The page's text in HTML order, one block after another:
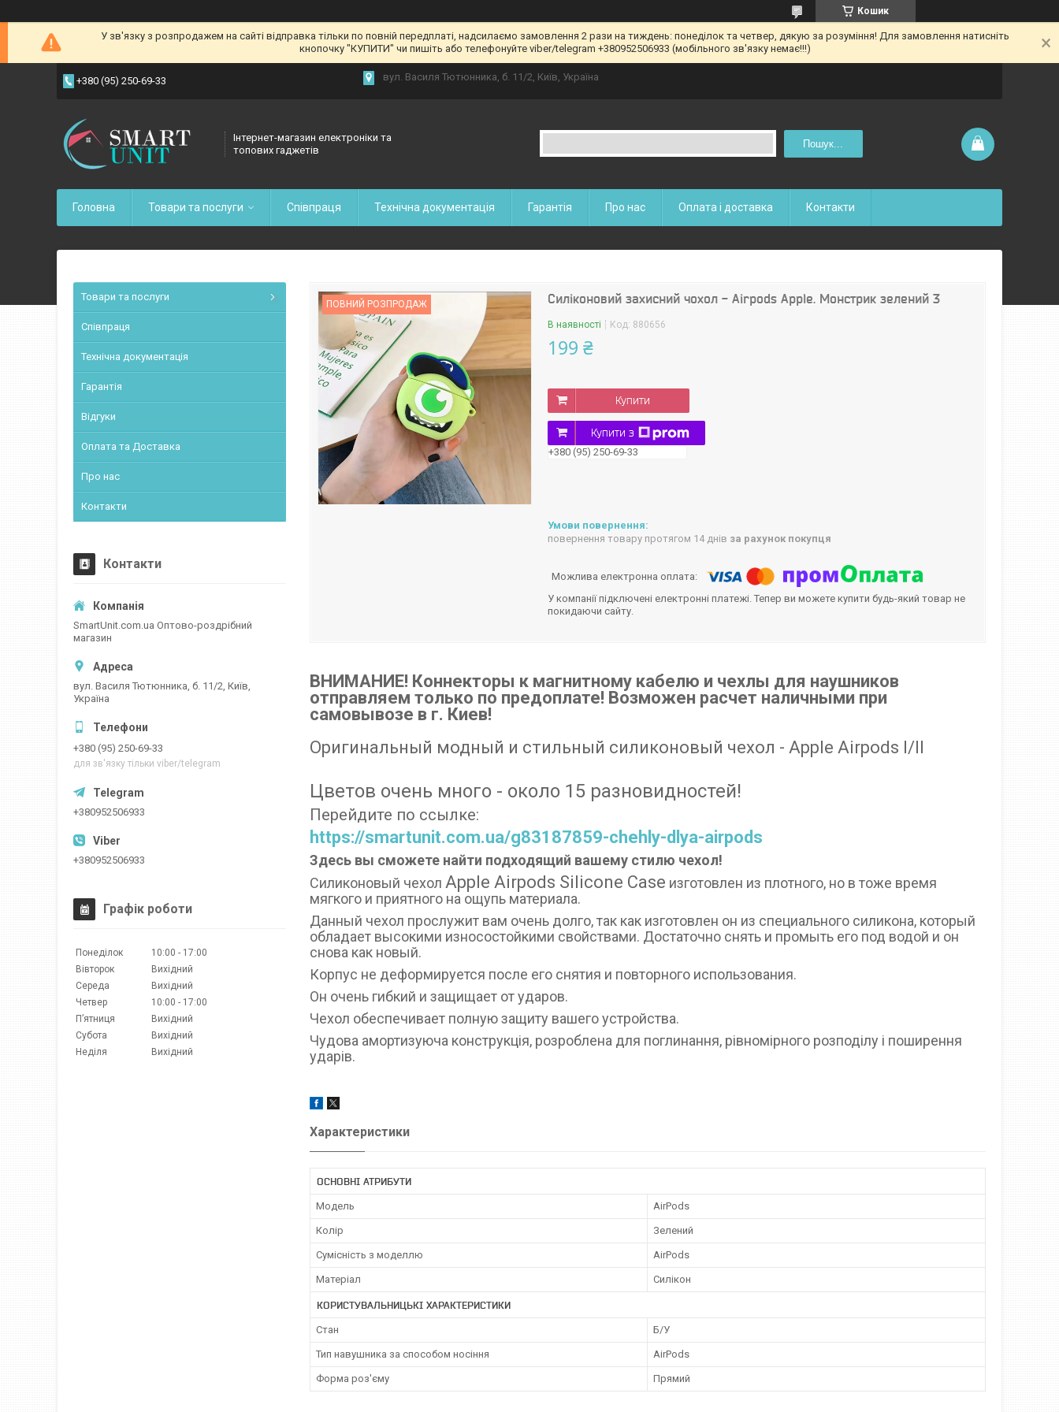
Кошик
У зв'язку з розпродажем на сайті відправка тільки по повній передплаті, надсилаємо замовлення 2 рази на тиждень: понеділок та четвер, дякую за розуміння! Для замовлення натисніть
кнопочку "КУПИТИ" чи пишіть або телефонуйте viber/telegram +380952506933 (мобільного зв'язку немає!!!)
+380 (95) 250-69-33 вул. Василя Тютюнника, б. 11/2, Київ, Україна
Інтернет-магазин електроніки та
топових гаджетів
Пошук...
Головна Товари та послуги Співпраця Технічна документація Гарантія Про нас Оплата і доставка Контакти
ПОВНИЙ РОЗПРОДАЖ Силіконовий захисний чохол - Airpods Apple. Монстрик зелений 3
В наявності Код: 880656
199 ₴
Купити
Купити з
+380 (95) 250-69-33
повернення товару протягом 14 днів за рахунок покупця
У компанії підключені електронні платежі. Тепер ви можете купити будь-який товар не
покидаючи сайту.
ВНИМАНИЕ! Коннекторы к магнитному кабелю и чехлы для наушников
отправляем только по предоплате! Возможен расчет наличными при
самовывозе в г. Киев!
Оригинальный модный и стильный силиконовый чехол - Apple Airpods I/II
Цветов очень много - около 15 разновидностей!
Перейдите по ссылке:
https://smartunit.com.ua/g83187859-chehly-dlya-airpods
Здесь вы сможете найти подходящий вашему стилю чехол!
Силиконовый чехол Apple Airpods Silicone Case изготовлен из плотного, но в тоже время
мягкого и приятного на ощупь материала.
Данный чехол прослужит вам очень долго, так как изготовлен он из специального силикона, который
обладает высокими износостойкими свойствами. Достаточно снять и промыть его под водой и он
снова как новый.
Корпус не деформируется после его снятия и повторного использования.
Он очень гибкий и защищает от ударов.
Чехол обеспечивает полную защиту вашего устройства.
Чудова амортизуюча конструкція, розроблена для поглинання, рівномірного розподілу і поширення
ударів.
Характеристики
ОСНОВНІ АТРИБУТИ
Модель AirPods
Колір Зелений
Сумісність з моделлю AirPods
Матеріал Силікон
КОРИСТУВАЛЬНИЦЬКІ ХАРАКТЕРИСТИКИ
Стан Б/У
Тип навушника за способом носіння AirPods
Форма роз'єму Прямий
Товари та послуги
Співпраця
Технічна документація
Гарантія
Відгуки
Оплата та Доставка
Про нас
Контакти
Контакти
SmartUnit.com.ua Оптово-роздрібний
магазин
вул. Василя Тютюнника, б. 11/2, Київ,
Україна
+380 (95) 250-69-33
для зв'язку тільки viber/telegram
+380952506933
+380952506933
Графік роботи
Понеділок 10:00
17:00
Вівторок
Вихідний
Середа
Вихідний
Четвер
10:00
17:00
Пʼятниця
Вихідний
Субота
Вихідний
Неділя
Вихідний